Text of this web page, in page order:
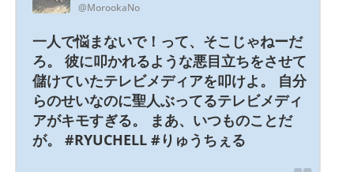
@MorookaNo
一人で悩まないで！って、そこじゃねーだ
ろ。 彼に叩かれるような悪目立ちをさせて
儲けていたテレビメディアを叩けよ。 自分
らのせいなのに聖人ぶってるテレビメディ
アがキモすぎる。 まあ、いつものことだ
が。 #RYUCHELL #りゅうちぇる